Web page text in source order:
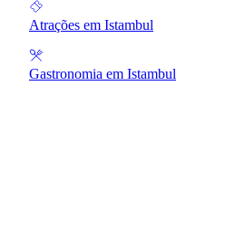
Atrações em Istambul
Gastronomia em Istambul